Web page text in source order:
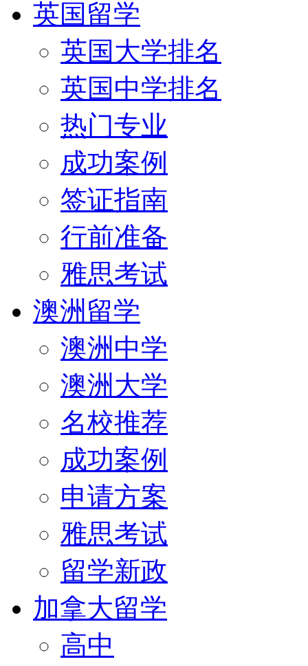
英国留学
英国大学排名
英国中学排名
热门专业
成功案例
签证指南
行前准备
雅思考试
澳洲留学
澳洲中学
澳洲大学
名校推荐
成功案例
申请方案
雅思考试
留学新政
加拿大留学
高中